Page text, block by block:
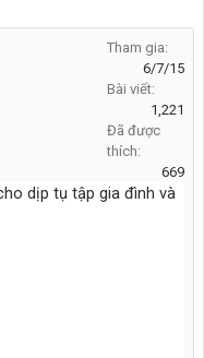
Tham gia:
6/7/15
Bài viết:
1,221
Đã được
thích:
669
dịp tụ tập gia đình và